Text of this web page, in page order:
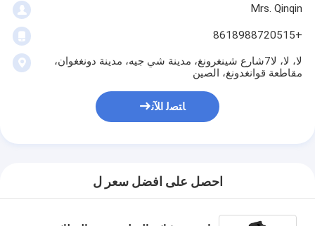
Mrs. Qinqin
+8618988720515
لا، لا، لا7شارع شينغرونغ، مدينة شي جيه، مدينة دونغغوان،
مقاطعة قوانغدونغ، الصين
ﺎﺘﺼﻟ ﺍﻶﻧ
احصل على افضل سعر ل